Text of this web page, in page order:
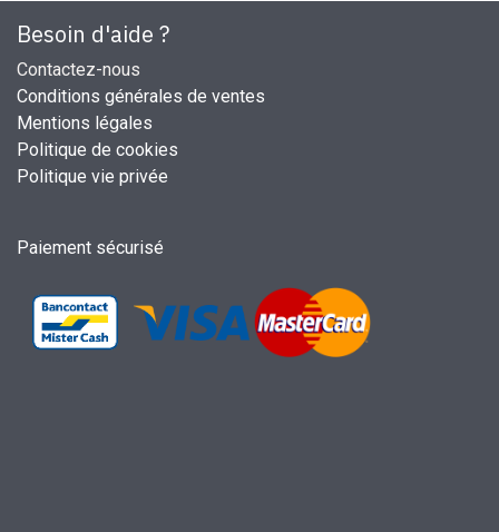
Besoin d'aide ?
Contactez-nous
Conditions générales de ventes
Mentions légales
Politique de cookies
Politique vie privée
Paiement sécurisé